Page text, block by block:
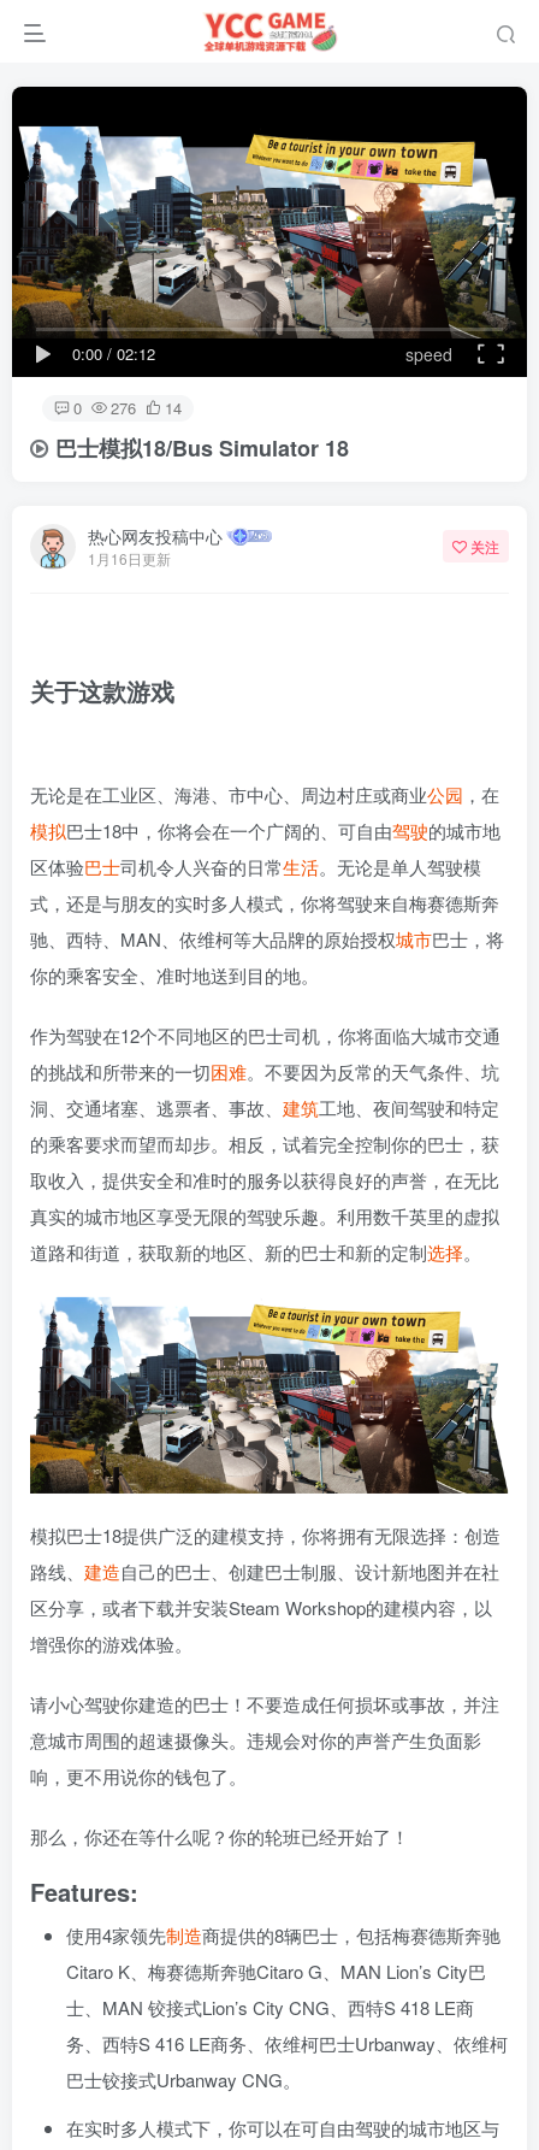
0:00 / 02:12 speed
0 276 14
巴士模拟18/Bus Simulator 18
热心网友投稿中心
1月16日更新
关注
关于这款游戏
无论是在工业区、海港、市中心、周边村庄或商业公园 ，在
模拟巴士18中，你将会在一个广阔的、可自由驾驶的城市地
区体验巴士司机令人兴奋的日常生活。无论是单人驾驶模
式，还是与朋友的实时多人模式，你将驾驶来自梅赛德斯奔
驰、西特、MAN、依维柯等大品牌的原始授权城市巴士，将
你的乘客安全、准时地送到目的地。
作为驾驶在12个不同地区的巴士司机，你将面临大城市交通
的挑战和所带来的一切困难。不要因为反常的天气条件、坑
洞、交通堵塞、逃票者、事故、 建筑工地、夜间驾驶和特定
的乘客要求而望而却步。相反，试着完全控制你的巴士，获
取收入，提供安全和准时的服务以获得良好的声誉，在无比
真实的城市地区享受无限的驾驶乐趣。利用数千英里的虚拟
道路和街道，获取新的地区、新的巴士和新的定制选择。
模拟巴士18提供广泛的建模支持，你将拥有无限选择：创造
路线、 建造自己的巴士、创建巴士制服、设计新地图并在社
区分享，或者下载并安装Steam Workshop的建模内容，以
增强你的游戏体验。
请小心驾驶你建造的巴士！不要造成任何损坏或事故，并注
意城市周围的超速摄像头。违规会对你的声誉产生负面影
响，更不用说你的钱包了。
那么，你还在等什么呢？你的轮班已经开始了！
Features:
使用4家领先制造商提供的8辆巴士，包括梅赛德斯奔驰
Citaro K、梅赛德斯奔驰Citaro G、MAN Lion’s City巴
士、MAN 铰接式Lion’s City CNG、西特S 418 LE商
务、西特S 416 LE商务、依维柯巴士Urbanway、依维柯
巴士铰接式Urbanway CNG。
在实时多人模式下，你可以在可自由驾驶的城市地区与